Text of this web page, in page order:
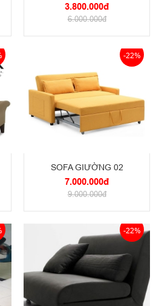
3.800.000đ
6.000.000đ
-22%
SOFA GIƯỜNG 02
7.000.000đ
9.000.000đ
-22%